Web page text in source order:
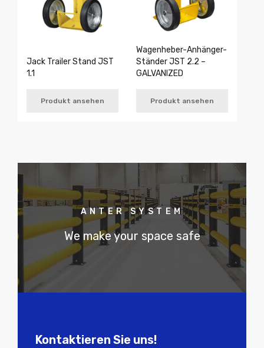
Jack Trailer Stand JST
1.1
Produkt ansehen
Wagenheber-Anhänger-
Ständer JST 2.2 –
GALVANIZED
Produkt ansehen
ANTER SYSTEM
We make your space safe
Kontaktieren Sie uns!